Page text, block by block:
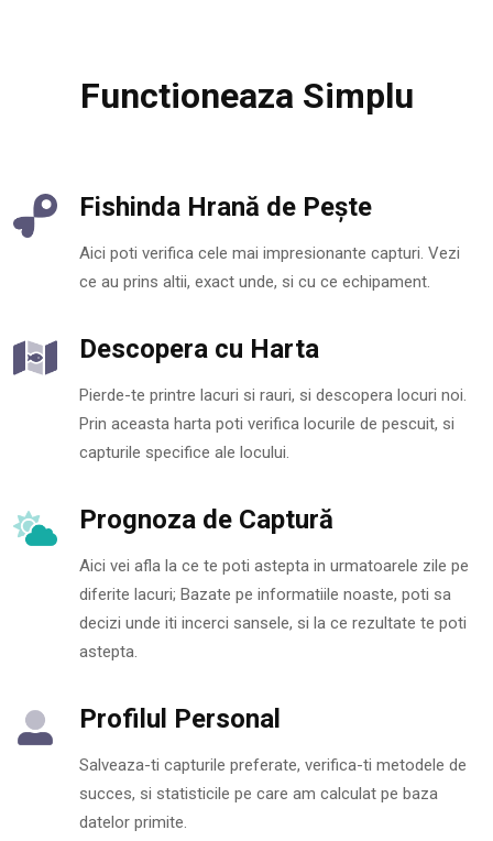
Functioneaza Simplu
Fishinda Hrană de Pește
Aici poti verifica cele mai impresionante capturi. Vezi
ce au prins altii, exact unde, si cu ce echipament.
Descopera cu Harta
Pierde-te printre lacuri si rauri, si descopera locuri noi.
Prin aceasta harta poti verifica locurile de pescuit, si
capturile specifice ale locului.
Prognoza de Captură
Aici vei afla la ce te poti astepta in urmatoarele zile pe
diferite lacuri; Bazate pe informatiile noaste, poti sa
decizi unde iti incerci sansele, si la ce rezultate te poti
astepta.
Profilul Personal
Salveaza-ti capturile preferate, verifica-ti metodele de
succes, si statisticile pe care am calculat pe baza
datelor primite.